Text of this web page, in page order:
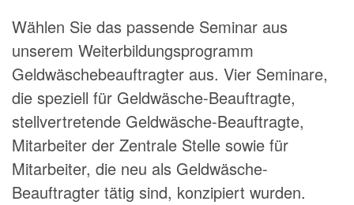
Wählen Sie das passende Seminar aus
unserem Weiterbildungsprogramm
Geldwäschebeauftragter aus. Vier Seminare,
die speziell für Geldwäsche-Beauftragte,
stellvertretende Geldwäsche-Beauftragte,
Mitarbeiter der Zentrale Stelle sowie für
Mitarbeiter, die neu als Geldwäsche-
Beauftragter tätig sind, konzipiert wurden.